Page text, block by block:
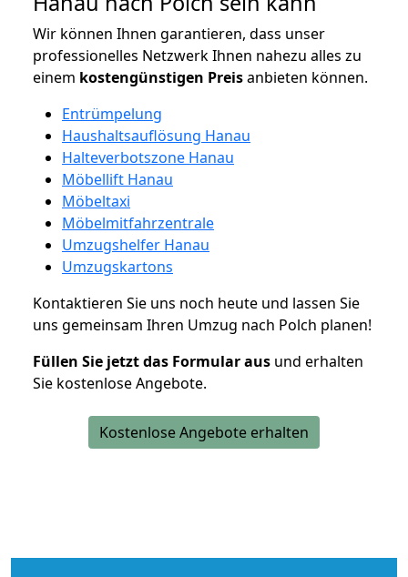
Wir können Ihnen garantieren, dass unser
professionelles Netzwerk Ihnen nahezu alles zu
einem kostengünstigen Preisanbieten können.
Entrümpelung
Haushaltsauflösung Hanau
Halteverbotszone Hanau
Möbellift Hanau
Möbeltaxi
Möbelmitfahrzentrale
Umzugshelfer Hanau
Umzugskartons
Kontaktieren Sie uns noch heute und lassen Sie
uns gemeinsam Ihren Umzug nach Polch planen!
Füllen Sie jetzt das Formular aus und erhalten
Sie kostenlose Angebote.
Kostenlose Angebote erhalten